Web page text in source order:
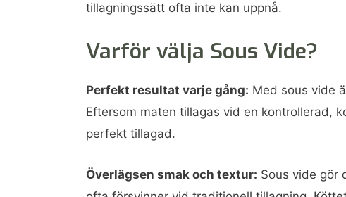
tillagningssätt ofta inte kan uppnå.
Varför välja Sous Vide?
Perfekt resultat varje gång: Med sous vide
Eftersom maten tillagas vid en kontrollerad,
perfekt tillagad.
Överlägsen smak och textur: Sous vide gör